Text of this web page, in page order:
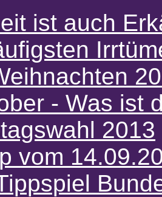
ist auch
- Was ist
2013
vom